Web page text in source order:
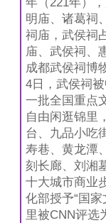
明庙、诸葛祠
祠庙，武侯祠
庙、武侯祠、
成都武侯祠博
4日，武侯祠
一批全国重点
自由闲逛锦里
台、九品小吃
寿巷、黄龙潭
刻长廊、刘湘
十大城市商业
化部授予“国
里被CNN评选